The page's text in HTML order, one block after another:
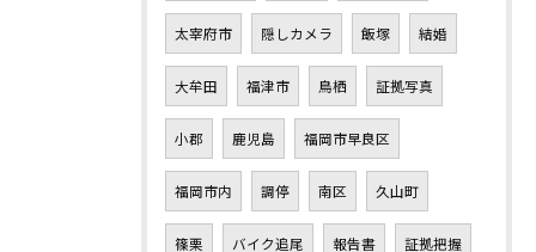
太宰府市 隠しカメラ 飯塚 結婚
大牟田 福津市 鳥栖 証拠写真
小郡 鹿児島 福岡市早良区
福岡市内 調停 南区 久山町
篠栗 バイク追尾 報告書 証拠把握